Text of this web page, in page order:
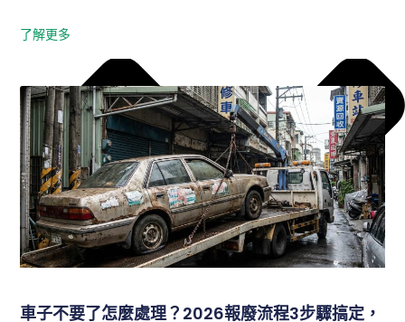
了解更多
車子不要了怎麼處理？2026報廢流程3步驟搞定，